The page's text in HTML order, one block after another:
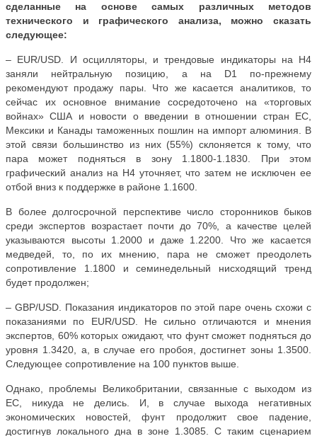
сделанные на основе самых различных методов
технического и графического анализа, можно сказать
следующее:
– EUR/USD . И осцилляторы, и трендовые индикаторы на Н4
заняли нейтральную позицию, а на D1 по-прежнему
рекомендуют продажу пары. Что же касается аналитиков, то
сейчас их основное внимание сосредоточено на «торговых
войнах» США и новости о введении в отношении стран ЕС,
Мексики и Канады таможенных пошлин на импорт алюминия. В
этой связи большинство из них (55%) склоняется к тому, что
пара может подняться в зону 1.1800-1.1830. При этом
графический анализ на Н4 уточняет, что затем не исключен ее
отбой вниз к поддержке в районе 1.1600.
В более долгосрочной перспективе число сторонников быков
среди экспертов возрастает почти до 70%, а качестве целей
указываются высоты 1.2000 и даже 1.2200. Что же касается
медведей, то, по их мнению, пара не сможет преодолеть
сопротивление 1.1800 и семинедельный нисходящий тренд
будет продолжен;
– GBP/USD. Показания индикаторов по этой паре очень схожи с
показаниями по EUR/USD. Не сильно отличаются и мнения
экспертов, 60% которых ожидают, что фунт сможет подняться до
уровня 1.3420, а, в случае его пробоя, достигнет зоны 1.3500.
Следующее сопротивление на 100 пунктов выше.
Однако, проблемы Великобритании, связанные с выходом из
ЕС, никуда не делись. И, в случае выхода негативных
экономических новостей, фунт продолжит свое падение,
достигнув локального дна в зоне 1.3085. С таким сценарием